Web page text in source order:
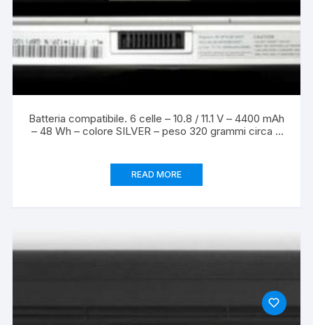
Batteria compatibile. 6 celle – 10.8 / 11.1 V – 4400 mAh
– 48 Wh – colore SILVER – peso 320 grammi circa –
READ MORE